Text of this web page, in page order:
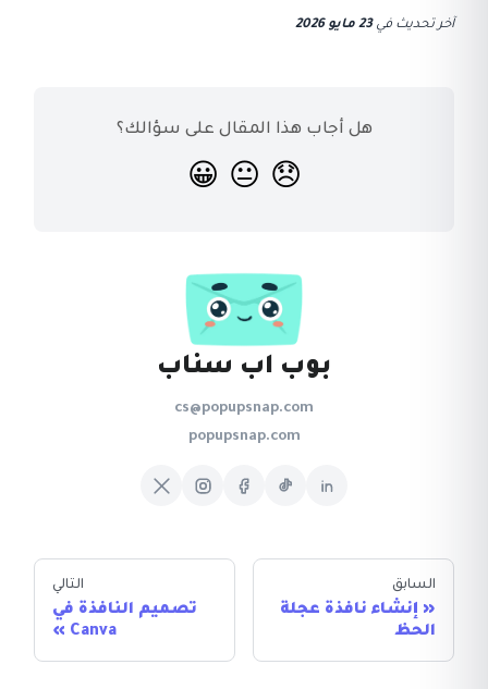
آخر تحديث في23 مايو 2026
هل أجاب هذا المقال على سؤالك؟
😞
😐
😀
بوب اب سناب
cs@popupsnap.com
popupsnap.com
السابق
إنشاء نافذة عجلة
الحظ
التالي
تصميم النافذة في
Canva